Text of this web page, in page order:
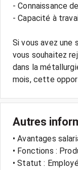
- Connaissance
- Capacité à
Si vous avez une
vous souhaitez
dans la
Autres
• Avantages
• Fonctions :
• Statut :